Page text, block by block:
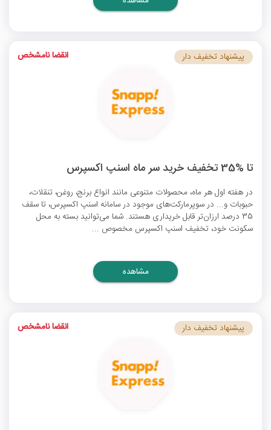
تا %35 تخفیف خرید سر ماه اسنپ اکسپرس
در هفته اول هر ماه، محصولات متنوعی مانند انواع برنج، روغن، تنقلات،
حبوبات و... در سوپرمارکت‌های موجود در سامانه اسنپ اکسپرس، تا سقف
35 درصد ارزان‌تر قابل خریداری هستند. شما می‌توانید بسته به محل
سکونت خود، تخفیف‌ اسنپ اکسپرس مخصوص ...
پیشنهاد تخفیف دار انقضا نامشخص
مشاهده
پیشنهاد تخفیف دار انقضا نامشخص